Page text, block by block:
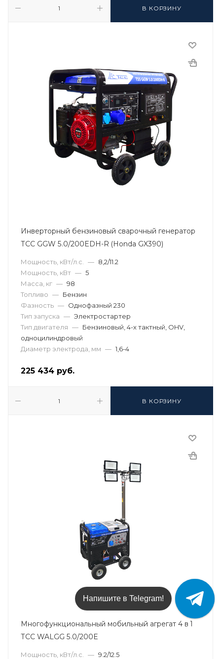
В КОРЗИНУ
Инверторный бензиновый сварочный генератор
ТСС GGW 5.0/200EDH-R (Honda GX390)
Мощность, кВт/л.с. — 8,2/11.2
Мощность, кВт — 5
Масса, кг — 98
Топливо — Бензин
Фазность — Однофазный 230
Тип запуска — Электростартер
Тип двигателя — Бензиновый, 4-х тактный, OHV,
одноцилиндровый
Диаметр электрода, мм — 1,6-4
225 434 руб.
В КОРЗИНУ
Многофункциональный мобильный агрегат 4 в 1
ТСС WALGG 5.0/200E
Мощность, кВт/л.с. — 9.2/12.5
Напишите в Telegram!